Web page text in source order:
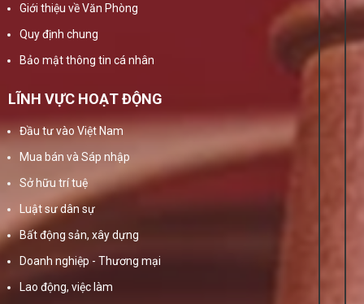
Giới thiệu về Văn Phòng
Quy định chung
Bảo mật thông tin cá nhân
LĨNH VỰC HOẠT ĐỘNG
Đầu tư vào Việt Nam
Mua bán và Sáp nhập
Sở hữu trí tuệ
Luật sư dân sự
Bất động sản, xây dựng
Doanh nghiệp - Thương mại
Lao động, việc làm